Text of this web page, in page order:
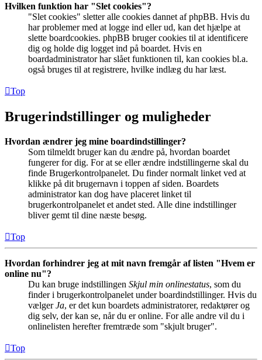
Hvilken funktion har "Slet cookies"?
"Slet cookies" sletter alle cookies dannet af phpBB. Hvis du
har problemer med at logge ind eller ud, kan det hjælpe at
slette boardcookies. phpBB bruger cookies til at identificere
dig og holde dig logget ind på boardet. Hvis en
boardadministrator har slået funktionen til, kan cookies bl.a.
også bruges til at registrere, hvilke indlæg du har læst.
Top
Brugerindstillinger og muligheder
Hvordan ændrer jeg mine boardindstillinger?
Som tilmeldt bruger kan du ændre på, hvordan boardet
fungerer for dig. For at se eller ændre indstillingerne skal du
finde Brugerkontrolpanelet. Du finder normalt linket ved at
klikke på dit brugernavn i toppen af siden. Boardets
administrator kan dog have placeret linket til
brugerkontrolpanelet et andet sted. Alle dine indstillinger
bliver gemt til dine næste besøg.
Top
Hvordan forhindrer jeg at mit navn fremgår af listen "Hvem er
online nu"?
Du kan bruge indstillingen Skjul min onlinestatus, som du
finder i brugerkontrolpanelet under boardindstillinger. Hvis du
vælgerJa, er det kun boardets administratorer, redaktører og
dig selv, der kan se, når du er online. For alle andre vil du i
onlinelisten herefter fremtræde som "skjult bruger".
Top